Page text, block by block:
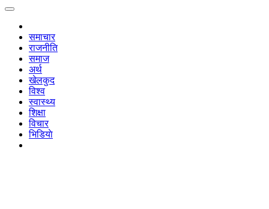
समाचार
राजनीति
समाज
अर्थ
खेलकुद
विश्व
स्वास्थ्य
शिक्षा
विचार
भिडियाे